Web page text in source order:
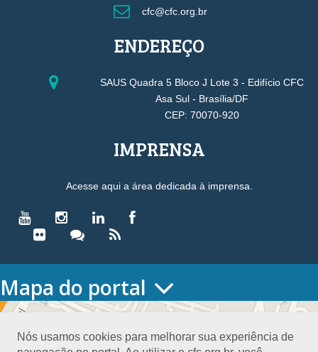
Nós usamos cookies para melhorar sua experiência de
cfc@cfc.org.br
ENDEREÇO
SAUS Quadra 5 Bloco J Lote 3 - Edifício CFC
Asa Sul - Brasília/DF
CEP: 70070-920
IMPRENSA
Acesse aqui a área dedicada à imprensa.
Mapa do portal
HOME
Conselho Diretor